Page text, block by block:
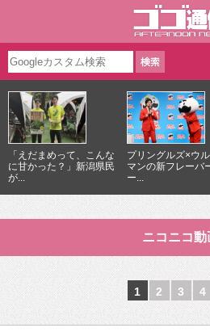
「えだまめって、こんな
に甘かった？」新潟県民
が...
プリングルズ×ウ
マンの新フレーバ
ー...
ニコニコ動
1 2 3 4